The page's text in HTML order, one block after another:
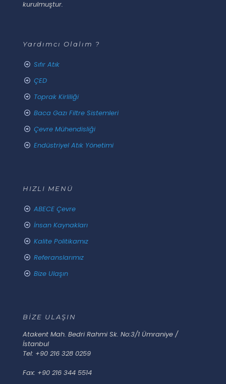
kurulmuştur.
Yardımcı Olalım ?
Sıfır Atık
ÇED
Toprak Kirliliği
Baca Gazı Filtre Sistemleri
Çevre Mühendisliği
Endüstriyel Atık Yönetimi
HIZLI MENÜ
ABECE Çevre
İnsan Kaynakları
Kalite Politikamız
Referanslarımız
Bize Ulaşın
BİZE ULAŞIN
Atakent Mah. Bedri Rahmi Sk. No:3/1 Ümraniye /
İstanbul
Tel: +90 216 328 0259
Fax: +90 216 344 5514